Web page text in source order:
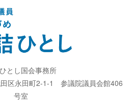
とし国会事務所
区永田町2-1-1
参議院議員会館406
号室